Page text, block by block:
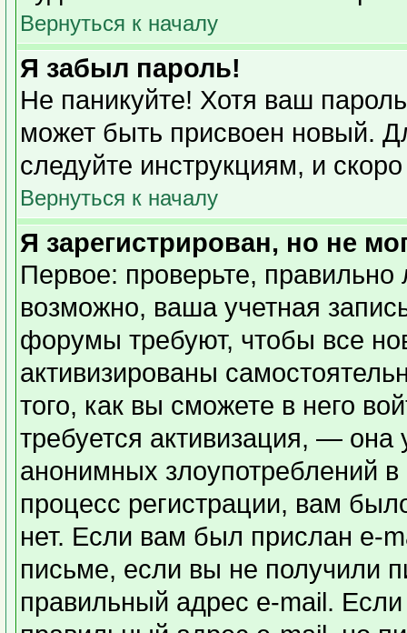
Вернуться к началу
Я забыл пароль!
Не паникуйте! Хотя ваш
может быть присвоен новый.
следуйте инструкциям, и
Вернуться к началу
Я зарегистрирован, но не
Первое: проверьте,
возможно, ваша учетная
форумы требуют, чтобы все
активизированы
того, как вы сможете в него
требуется активизация, —
анонимных злоупотреблений
процесс регистрации, вам
нет. Если вам был прислан e-
письме, если вы не получили
правильный адрес e-mail.